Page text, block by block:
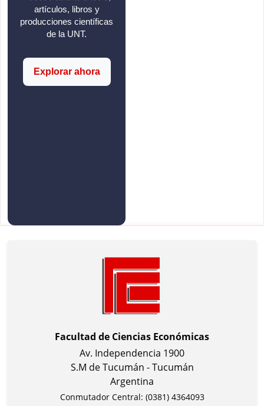
artículos, libros y
producciones científicas
de la UNT.
Explorar ahora
Facultad de Ciencias Económicas
Av. Independencia 1900
S.M de Tucumán - Tucumán
Argentina
Conmutador Central: (0381) 4364093